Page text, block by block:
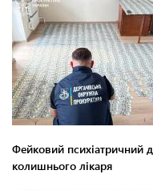
Фейковий психіатричний
колишнього лікаря